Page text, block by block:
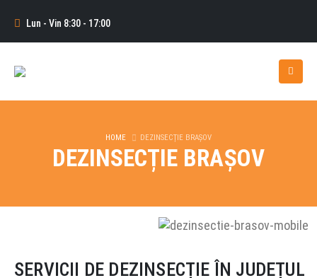
Lun - Vin 8:30 - 17:00
HOME DEZINSECȚIE BRAȘOV
DEZINSECȚIE BRAȘOV
SERVICII DE DEZINSECȚIE ÎN JUDEȚUL